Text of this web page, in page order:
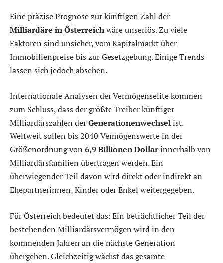
Eine präzise Prognose zur künftigen Zahl der
Milliardäre in Österreichwäre unseriös. Zu viele
Faktoren sind unsicher, vom Kapitalmarkt über
Immobilienpreise bis zur Gesetzgebung. Einige Trends
lassen sich jedoch absehen.
Internationale Analysen der Vermögenselite kommen
zum Schluss, dass der größte Treiber künftiger
Milliardärszahlen derGenerationenwechselist.
Weltweit sollen bis 2040 Vermögenswerte in der
Größenordnung von 6,9 Billionen Dollarinnerhalb von
Milliardärsfamilien übertragen werden. Ein
überwiegender Teil davon wird direkt oder indirekt an
Ehepartnerinnen, Kinder oder Enkel weitergegeben.
Für Österreich bedeutet das: Ein beträchtlicher Teil der
bestehenden Milliardärsvermögen wird in den
kommenden Jahren an die nächste Generation
übergehen. Gleichzeitig wächst das gesamte